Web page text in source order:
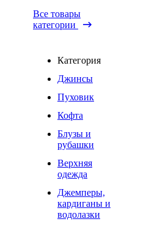
Все товары
категории
Категория
Джинсы
Пуховик
Кофта
Блузы и
рубашки
Верхняя
одежда
Джемперы,
кардиганы и
водолазки